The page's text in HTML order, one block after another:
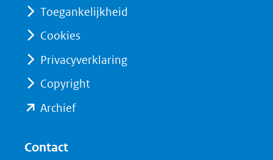
(verwijst
een
andere
website)
(verwijst
andere
Toegankelijkheid
Cookies
Privacyverklaring
Copyright
Archief(opent
Contact